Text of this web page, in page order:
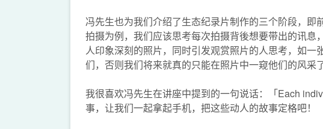
冯先生也为我们介绍了生态纪录片制作的三个阶段，
拍摄为例，我们应该思考每次拍摄背後想要带出的讯
人印象深刻的照片，同时引发观赏照片的人思考，如
们，否则我们将来就真的只能在照片中一窥他们的风采
我很喜欢冯先生在讲座中提到的一句说话：「Each
事，让我们一起拿起手机，把这些动人的故事定格吧！